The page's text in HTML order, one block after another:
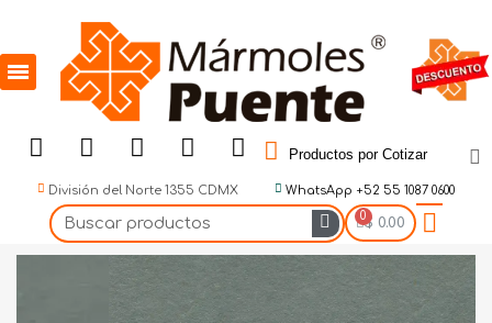
Productos por Cotizar
División del Norte 1355 CDMX WhatsApp +52 55 1087 0600
$ 0.00